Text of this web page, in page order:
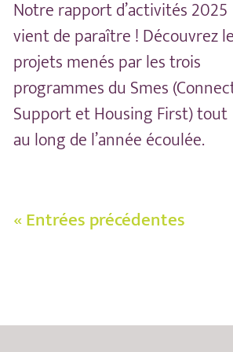
Notre rapport d’activités 2025
vient de paraître ! Découvrez
projets menés par les trois
programmes du Smes
Support et Housing First) tout
au long de l’année écoulée.
« Entrées précédentes